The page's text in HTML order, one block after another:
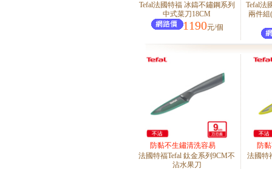
Tefal法國特福 冰鑄不鏽鋼系列
中式菜刀18CM
1190元/個
Tefal法
兩件組
防黏不生鏽清洗容易
法國特福Tefal 鈦金系列9CM不
沾水果刀
防
法國特